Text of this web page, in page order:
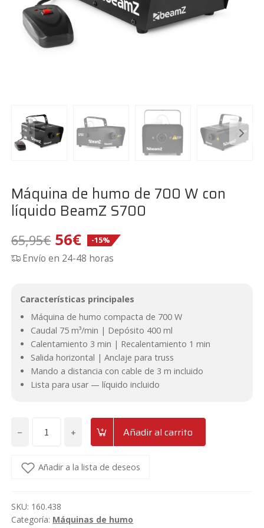
Máquina de humo de 700 W con
líquido BeamZ S700
65,95€ El
precio
era:
65,95€.
56€El
precio
es:
56€.
-15%
Envío en 24-48 horas
Características principales
Máquina de humo compacta de 700 W
Caudal 75 m³/min | Depósito 400 ml
Calentamiento 3 min | Recalentamiento 1 min
Salida horizontal | Anclaje para truss
Mando a distancia con cable de 3 m incluido
Lista para usar — líquido incluido
−
Máquina
humo
W
+ Añadir al carrito
Añadir a la lista de deseos
SKU: 160.438
Categoría: Máquinas de humo